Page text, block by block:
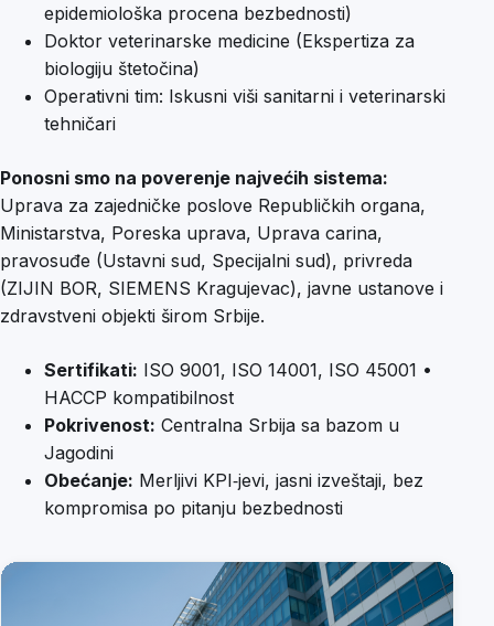
epidemiološka procena bezbednosti)
Doktor veterinarske medicine (Ekspertiza za
biologiju štetočina)
Operativni tim: Iskusni viši sanitarni i veterinarski
tehničari
Ponosni smo na poverenje najvećih sistema:
Uprava za zajedničke poslove Republičkih organa,
Ministarstva, Poreska uprava, Uprava carina,
pravosuđe (Ustavni sud, Specijalni sud), privreda
(ZIJIN BOR, SIEMENS Kragujevac), javne ustanove i
zdravstveni objekti širom Srbije.
Sertifikati: ISO 9001, ISO 14001, ISO 45001 •
HACCP kompatibilnost
Pokrivenost: Centralna Srbija sa bazom u
Jagodini
Obećanje: Merljivi KPI‑jevi, jasni izveštaji, bez
kompromisa po pitanju bezbednosti